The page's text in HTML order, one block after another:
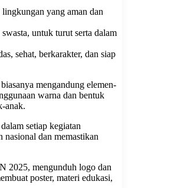
yang aman dan
untuk turut serta dalam
sehat, berkarakter, dan siap
mengandung elemen-
warna dan bentuk
anak.
setiap kegiatan
nasional dan memastikan
2025, mengunduh logo dan
poster, materi edukasi,